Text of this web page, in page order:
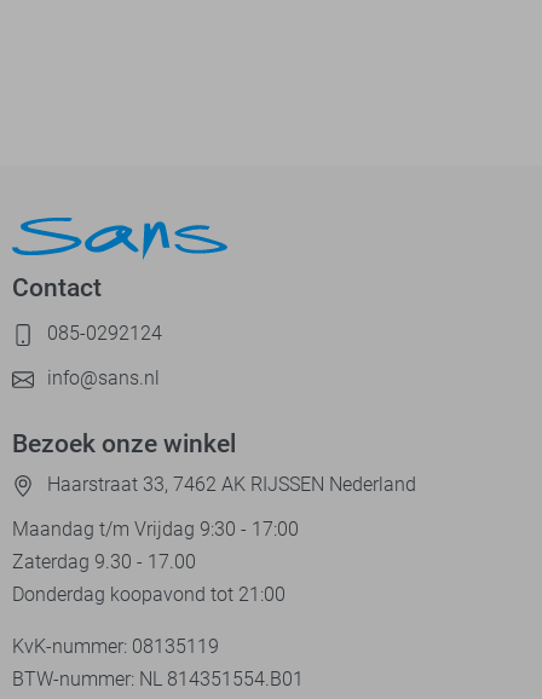
Contact
085-0292124
info@sans.nl
Bezoek onze winkel
Haarstraat 33, 7462 AK RIJSSEN Nederland
Maandag t/m Vrijdag 9:30 - 17:00
Zaterdag 9.30 - 17.00
Donderdag koopavond tot 21:00
KvK-nummer: 08135119
BTW-nummer: NL 814351554.B01